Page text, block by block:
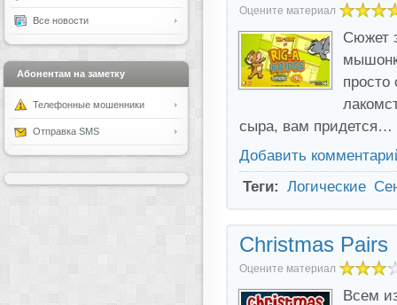
Оцените материал
Сюжет
сыра, вам придется…
Добавить
Теги: Логические
Christmas Pairs
Оцените материал
Всем
Все новости
Абонентам на заметку
Телефонные мошенники
Отправка SMS